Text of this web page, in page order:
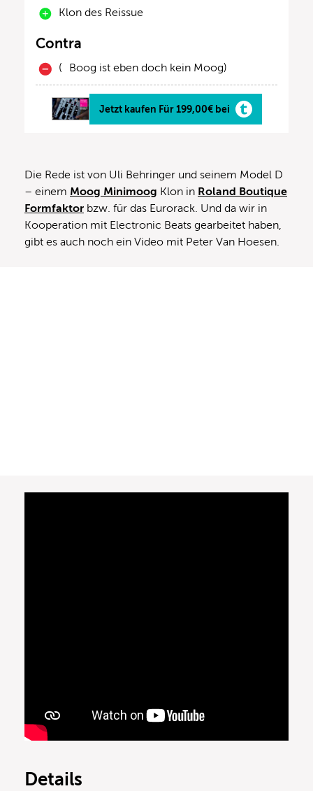
Klon des Reissue
Contra
( Boog ist eben doch kein Moog)
Jetzt kaufen Für 199,00€ bei
Die Rede ist von Uli Behringer und seinem Model D
– einem Moog Minimoog Klon in Roland Boutique
Formfaktor bzw. für das Eurorack. Und da wir in
Kooperation mit Electronic Beats gearbeitet haben,
gibt es auch noch ein Video mit Peter Van Hoesen.
Details